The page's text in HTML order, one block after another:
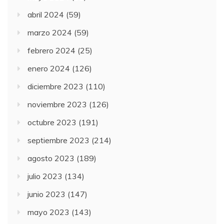
abril 2024 (59)
marzo 2024 (59)
febrero 2024 (25)
enero 2024 (126)
diciembre 2023 (110)
noviembre 2023 (126)
octubre 2023 (191)
septiembre 2023 (214)
agosto 2023 (189)
julio 2023 (134)
junio 2023 (147)
mayo 2023 (143)